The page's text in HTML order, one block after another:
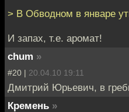
> В Обводном в январе
И запах, т.е. аромат!
chum »
#20 | 20.04.10 19:11
Дмитрий Юрьевич, в
Кремень »